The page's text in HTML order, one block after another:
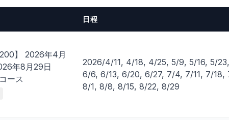
日程
】 2026年4月
年8月29日
ース
2026/4/11, 4/18, 4/25, 5/9, 5/16, 5/
6/6, 6/13, 6/20, 6/27, 7/4, 7/11, 7/18,
8/1, 8/8, 8/15, 8/22, 8/29